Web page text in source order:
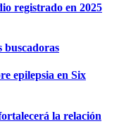
registrado en 2025
buscadoras
epilepsia en Six
la relación